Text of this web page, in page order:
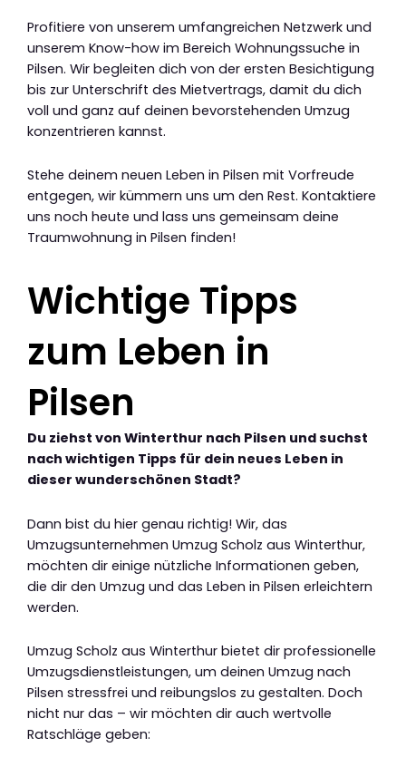
Profitiere von unserem umfangreichen Netzwerk und
unserem Know-how im Bereich Wohnungssuche in
Pilsen. Wir begleiten dich von der ersten Besichtigung
bis zur Unterschrift des Mietvertrags, damit du dich
voll und ganz auf deinen bevorstehenden Umzug
konzentrieren kannst.
Stehe deinem neuen Leben in Pilsen mit Vorfreude
entgegen, wir kümmern uns um den Rest. Kontaktiere
uns noch heute und lass uns gemeinsam deine
Traumwohnung in Pilsen finden!
Wichtige Tipps
zum Leben in
Pilsen
Du ziehst von Winterthur nach Pilsen und suchst
nach wichtigen Tipps für dein neues Leben in
dieser wunderschönen Stadt?
Dann bist du hier genau richtig! Wir, das
Umzugsunternehmen Umzug Scholz aus Winterthur,
möchten dir einige nützliche Informationen geben,
die dir den Umzug und das Leben in Pilsen erleichtern
werden.
Umzug Scholz aus Winterthur bietet dir professionelle
Umzugsdienstleistungen, um deinen Umzug nach
Pilsen stressfrei und reibungslos zu gestalten. Doch
nicht nur das – wir möchten dir auch wertvolle
Ratschläge geben: